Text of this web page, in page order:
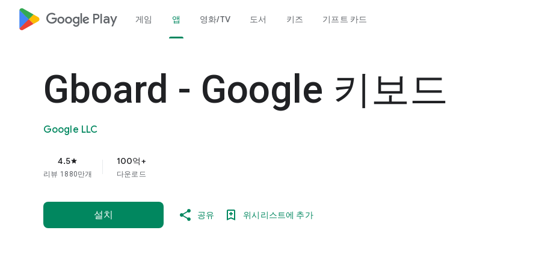
google_logo Play 게임 앱 영화/TV 도서 키즈 기프트 카드
Gboard - Google 키보드
Google LLC
4.5star
리뷰 1880만개
100억+
다운로드
설치 공유 위시리스트에 추가